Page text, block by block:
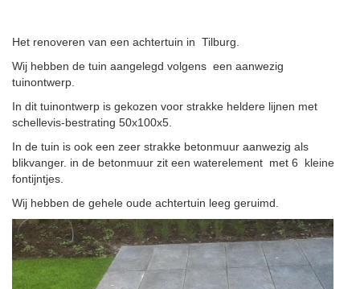
Het renoveren van een achtertuin in Tilburg.
Wij hebben de tuin aangelegd volgens een aanwezig
tuinontwerp.
In dit tuinontwerp is gekozen voor strakke heldere lijnen met
schellevis-bestrating 50x100x5.
In de tuin is ook een zeer strakke betonmuur aanwezig als
blikvanger. in de betonmuur zit een waterelement met 6 kleine
fontijntjes.
Wij hebben de gehele oude achtertuin leeg geruimd.